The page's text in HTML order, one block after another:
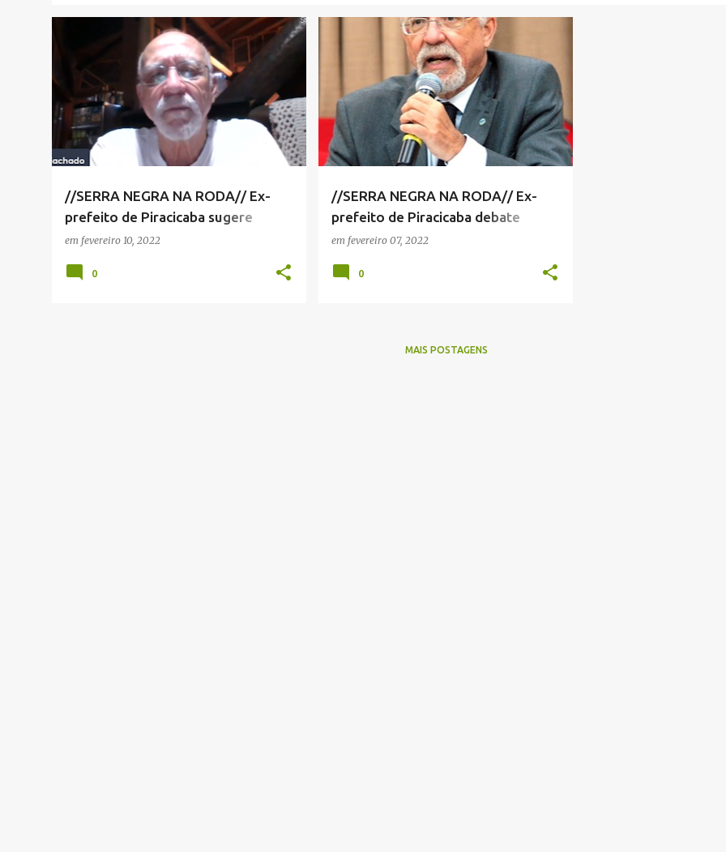
//SERRA NEGRA NA RODA// Ex-
prefeito de Piracicaba sugere
criação de Conselho de Defesa do
em fevereiro 10, 2022
2
0
//SERRA NEGRA NA RODA// Ex-
prefeito de Piracicaba debate
eleições e cenário político nacional
em fevereiro 07, 2022
JOSÉ MACHADO NOTÍCIAS SERRA NEGRA
SERRA NEGRA NA RODA +
VIVA! SERRA NEGRA
0
MAIS POSTAGENS